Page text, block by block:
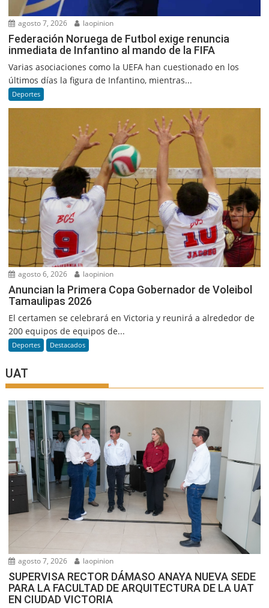
agosto 7, 2026 laopinion
Federación Noruega de Futbol exige renuncia
inmediata de Infantino al mando de la FIFA
Varias asociaciones como la UEFA han cuestionado en los
últimos días la figura de Infantino, mientras...
Deportes
agosto 6, 2026 laopinion
Anuncian la Primera Copa Gobernador de Voleibol
Tamaulipas 2026
El certamen se celebrará en Victoria y reunirá a alrededor de
200 equipos de equipos de...
Deportes Destacados
UAT
agosto 7, 2026 laopinion
SUPERVISA RECTOR DÁMASO ANAYA NUEVA SEDE
PARA LA FACULTAD DE ARQUITECTURA DE LA UAT
EN CIUDAD VICTORIA